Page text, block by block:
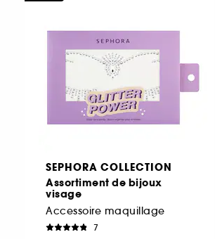
SEPHORA COLLECTION
Assortiment de bijoux
visage
Accessoire maquillage
7